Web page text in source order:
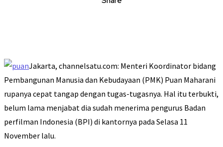
Jakarta, channelsatu.com: Menteri Koordinator bidang
Pembangunan Manusia dan Kebudayaan (PMK) Puan Maharani
rupanya cepat tangap dengan tugas-tugasnya. Hal itu terbukti,
belum lama menjabat dia sudah menerima pengurus Badan
perfilman Indonesia (BPI) di kantornya pada Selasa 11
November lalu.